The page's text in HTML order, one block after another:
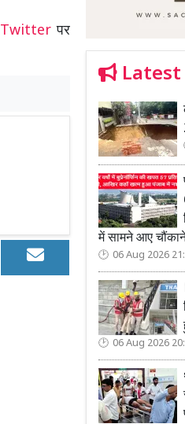
Twitterपर
Latest
में सामने आए
06 Aug 2026
06 Aug 2026